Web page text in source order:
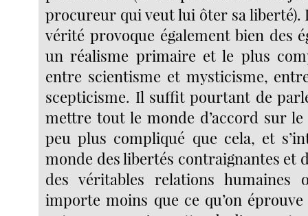
procureur qui veut lui ôter sa liberté).
vérité provoque également bien des
un réalisme primaire et le plus
entre scientisme et mysticisme,
scepticisme. Il suffit pourtant de
mettre tout le monde d’accord sur le
peu plus compliqué que cela, et
monde des libertés contraignantes et
des véritables relations humaines
importe moins que ce qu’on